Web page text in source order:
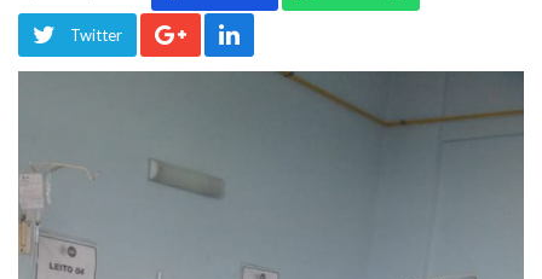
Twitter